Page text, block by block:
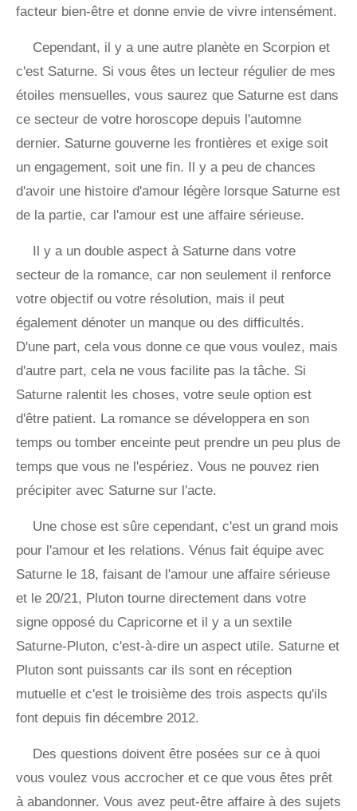
facteur bien-être et donne envie de vivre intensément.
Cependant, il y a une autre planète en Scorpion et
c'est Saturne. Si vous êtes un lecteur régulier de mes
étoiles mensuelles, vous saurez que Saturne est dans
ce secteur de votre horoscope depuis l'automne
dernier. Saturne gouverne les frontières et exige soit
un engagement, soit une fin. Il y a peu de chances
d'avoir une histoire d'amour légère lorsque Saturne est
de la partie, car l'amour est une affaire sérieuse.
Il y a un double aspect à Saturne dans votre
secteur de la romance, car non seulement il renforce
votre objectif ou votre résolution, mais il peut
également dénoter un manque ou des difficultés.
D'une part, cela vous donne ce que vous voulez, mais
d'autre part, cela ne vous facilite pas la tâche. Si
Saturne ralentit les choses, votre seule option est
d'être patient. La romance se développera en son
temps ou tomber enceinte peut prendre un peu plus de
temps que vous ne l'espériez. Vous ne pouvez rien
précipiter avec Saturne sur l'acte.
Une chose est sûre cependant, c'est un grand mois
pour l'amour et les relations. Vénus fait équipe avec
Saturne le 18, faisant de l'amour une affaire sérieuse
et le 20/21, Pluton tourne directement dans votre
signe opposé du Capricorne et il y a un sextile
Saturne-Pluton, c'est-à-dire un aspect utile. Saturne et
Pluton sont puissants car ils sont en réception
mutuelle et c'est le troisième des trois aspects qu'ils
font depuis fin décembre 2012.
Des questions doivent être posées sur ce à quoi
vous voulez vous accrocher et ce que vous êtes prêt
à abandonner. Vous avez peut-être affaire à des sujets